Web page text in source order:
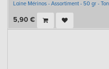
Laine Mérinos - Assortiment - 50 gr -
5,90 €